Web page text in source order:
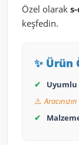
Özel olarak
keşfedin.
✨
✔ Uyumlu
⚠️
✔